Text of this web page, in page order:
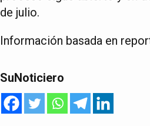
de julio.
Información basada en
SuNoticiero